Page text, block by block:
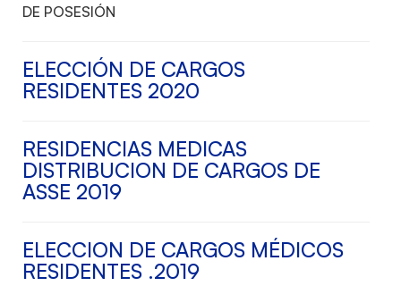
DE POSESIÓN
ELECCIÓN DE CARGOS
RESIDENTES 2020
RESIDENCIAS MEDICAS
DISTRIBUCION DE CARGOS DE
ASSE 2019
ELECCION DE CARGOS MÉDICOS
RESIDENTES .2019